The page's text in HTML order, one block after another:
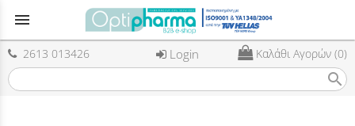
menu
2613 013426 Login Καλάθι Αγορών (0)
search